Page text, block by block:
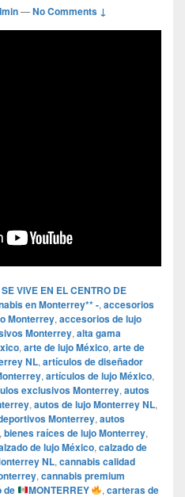
—No Comments ↓
SE VIVE EN EL CENTRO DE
en Monterrey** -, accesorios
Monterrey, accesorios de lujo
Monterrey, alta gama
, arte de lujo México, arte de
NL, artículos de diseñador
, artículos de lujo México,
exclusivos Monterrey, autos
, autos de lujo Monterrey NL,
Monterrey, autos
, bienes raíces de lujo Monterrey,
de lujo México, calzado de
NL, cannabis calidad
, cannabis premium
de MONTERREY ,carteras de